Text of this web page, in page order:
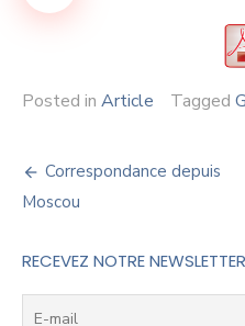
Posted in Article Tagged
Navigation
de
l’article
Correspondance depuis
Moscou
RECEVEZ NOTRE NEWSLETTER